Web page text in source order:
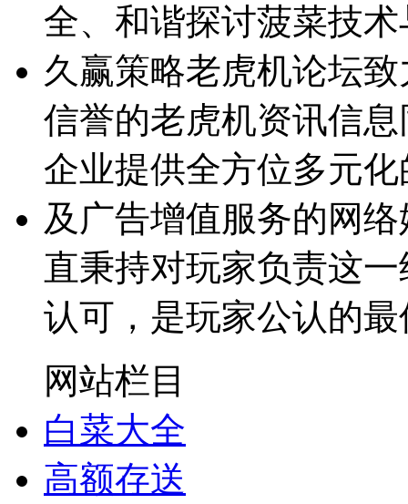
全、和谐探讨菠菜技
久赢策略老虎机论坛
信誉的老虎机资讯信
企业提供全方位多元
及广告增值服务的网
直秉持对玩家负责这
认可，是玩家公认的
网站栏目
白菜大全
高额存送